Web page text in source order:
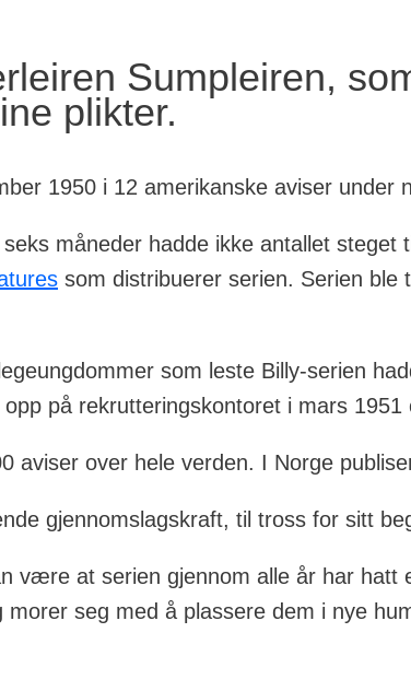
Sumpleiren,
plikter.
1950 i 12 amerikanske aviser under
måneder hadde ikke antallet
som distribuerer serien. Serien
som leste Billy-serien
på rekrutteringskontoret i mars
aviser over hele verden. I Norge
gjennomslagskraft, til tross for sitt
være at serien gjennom alle år har
seg med å plassere dem i nye